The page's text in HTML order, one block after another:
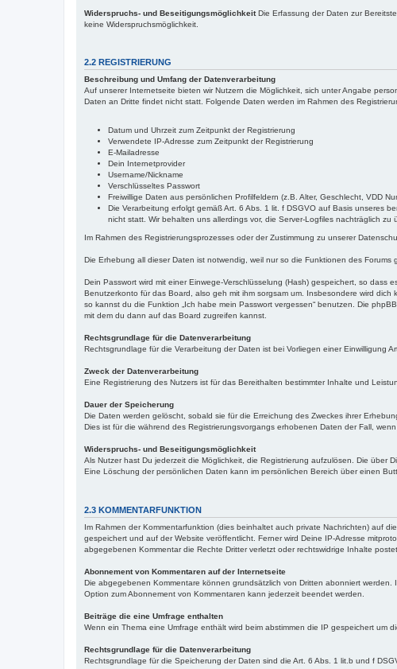
Widerspruchs- und BeseitigungsmöglichkeitDie Erfassung der Daten zur
keine Widerspruchsmöglichkeit.
2.2 REGISTRIERUNG
Beschreibung und Umfang der Datenverarbeitung
Auf unserer Internetseite bieten wir Nutzern die Möglichkeit, sich unter Angabe
Daten an Dritte findet nicht statt. Folgende Daten werden im Rahmen des
Datum und Uhrzeit zum Zeitpunkt der Registrierung
Verwendete IP-Adresse zum Zeitpunkt der Registrierung
E-Mailadresse
Dein Internetprovider
Username/Nickname
Verschlüsseltes Passwort
Freiwillige Daten aus persönlichen Profilfeldern (z.B. Alter, Geschlecht, VDD
Die Verarbeitung erfolgt gemäß Art. 6 Abs. 1 lit. f DSGVO auf Basis unseres
nicht statt. Wir behalten uns allerdings vor, die Server-Logfiles nachträglich
Im Rahmen des Registrierungsprozesses oder der Zustimmung zu unserer
Die Erhebung all dieser Daten ist notwendig, weil nur so die Funktionen des
Dein Passwort wird mit einer Einwege-Verschlüsselung (Hash) gespeichert, so
Benutzerkonto für das Board, also geh mit ihm sorgsam um. Insbesondere wird
so kannst du die Funktion „Ich habe mein Passwort vergessen“ benutzen. Die
mit dem du dann auf das Board zugreifen kannst.
Rechtsgrundlage für die Datenverarbeitung
Rechtsgrundlage für die Verarbeitung der Daten ist bei Vorliegen einer Einwilligung
Zweck der Datenverarbeitung
Eine Registrierung des Nutzers ist für das Bereithalten bestimmter Inhalte und
Dauer der Speicherung
Die Daten werden gelöscht, sobald sie für die Erreichung des Zweckes ihrer
Dies ist für die während des Registrierungsvorgangs erhobenen Daten der Fall,
Widerspruchs- und Beseitigungsmöglichkeit
Als Nutzer hast Du jederzeit die Möglichkeit, die Registrierung aufzulösen. Die über
Eine Löschung der persönlichen Daten kann im persönlichen Bereich über einen
2.3 KOMMENTARFUNKTION
Im Rahmen der Kommentarfunktion (dies beinhaltet auch private Nachrichten) auf
gespeichert und auf der Website veröffentlicht. Ferner wird Deine IP-Adresse
abgegebenen Kommentar die Rechte Dritter verletzt oder rechtswidrige Inhalte postet.
Abonnement von Kommentaren auf der Internetseite
Die abgegebenen Kommentare können grundsätzlich von Dritten abonniert
Option zum Abonnement von Kommentaren kann jederzeit beendet werden.
Beiträge die eine Umfrage enthalten
Wenn ein Thema eine Umfrage enthält wird beim abstimmen die IP gespeichert um
Rechtsgrundlage für die Datenverarbeitung
Rechtsgrundlage für die Speicherung der Daten sind die Art. 6 Abs. 1 lit.b und f